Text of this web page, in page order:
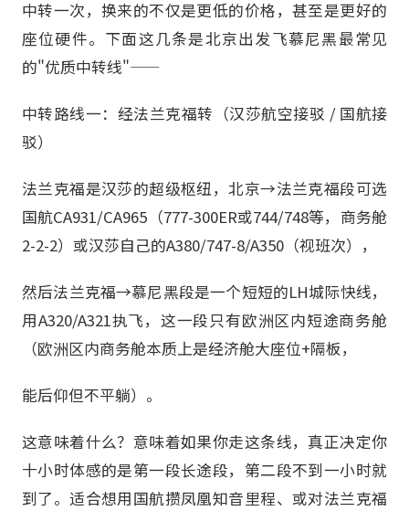
中转一次，换来的不仅是更低的价格，甚至是更好的
座位硬件。下面这几条是北京出发飞慕尼黑最常见
的"优质中转线"——
中转路线一：经法兰克福转（汉莎航空接驳 / 国航接
驳）
法兰克福是汉莎的超级枢纽，北京→法兰克福段可选
国航CA931/CA965（777-300ER或744/748等，商务舱
2-2-2）或汉莎自己的A380/747-8/A350（视班次），
然后法兰克福→慕尼黑段是一个短短的LH城际快线，
用A320/A321执飞，这一段只有欧洲区内短途商务舱
（欧洲区内商务舱本质上是经济舱大座位+隔板，
能后仰但不平躺）。
这意味着什么？意味着如果你走这条线，真正决定你
十小时体感的是第一段长途段，第二段不到一小时就
到了。适合想用国航攒凤凰知音里程、或对法兰克福